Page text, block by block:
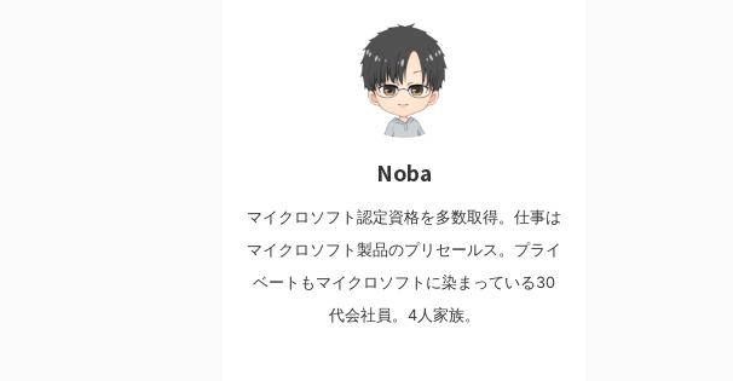
Noba
マイクロソフト認定資格を多数取得。仕事は
マイクロソフト製品のプリセールス。プライ
ベートもマイクロソフトに染まっている30
代会社員。4人家族。